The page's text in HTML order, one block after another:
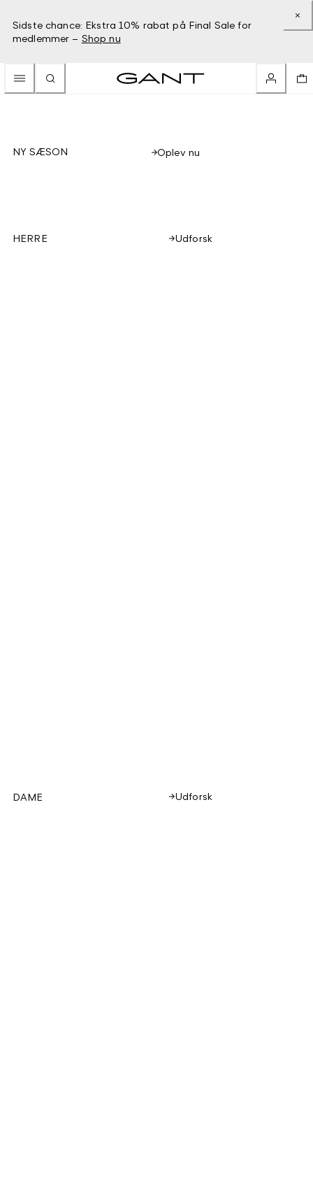
Sidste chance: Ekstra 10% rabat på Final Sale for
medlemmer – Shop nu
NY SÆSON Oplev nu
HERRE Udforsk
DAME Udforsk